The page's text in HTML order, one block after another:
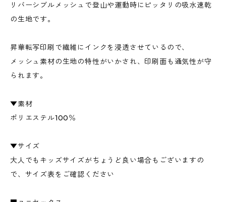
リバーシブルメッシュで登山や運動時にピッタリの吸水速乾
の生地です。
昇華転写印刷で繊維にインクを浸透させているので、
メッシュ素材の生地の特性がいかされ、印刷面も通気性が守
られます。
▼素材
ポリエステル100％
▼サイズ
大人でもキッズサイズがちょうど良い場合もございますの
で、サイズ表をご確認ください